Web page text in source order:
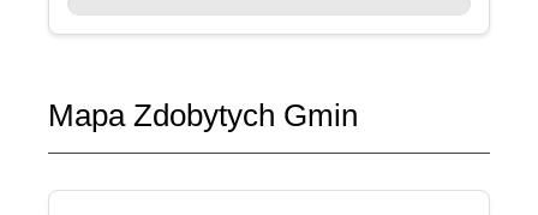
Mapa Zdobytych Gmin